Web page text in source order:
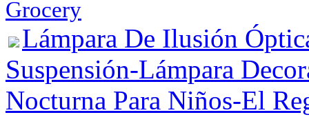
Grocery
Lámpara De Ilusión
Suspensión-Lámpara
Nocturna Para Niños-El